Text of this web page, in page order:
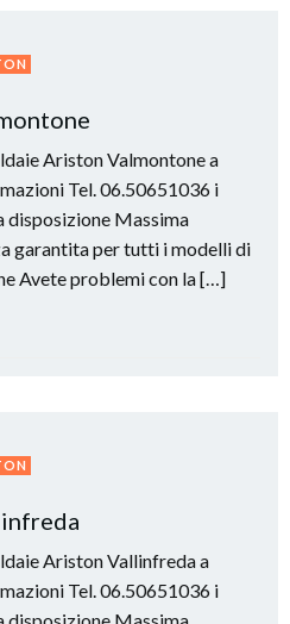
Ariston Valmontone a
Tel. 06.50651036 i
disposizione Massima
garantita per tutti i modelli di
Avete problemi con la […]
Ariston Vallinfreda a
Tel. 06.50651036 i